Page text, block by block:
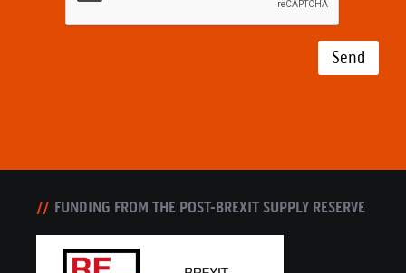
Send
FUNDING FROM THE POST-BREXIT SUPPLY RESERVE